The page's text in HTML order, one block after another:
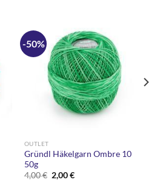
-50%
OUTLET
Gründl Häkelgarn Ombre 10
50g
4,00€ Alkuperäinen
hinta
2,00€Nykyinen